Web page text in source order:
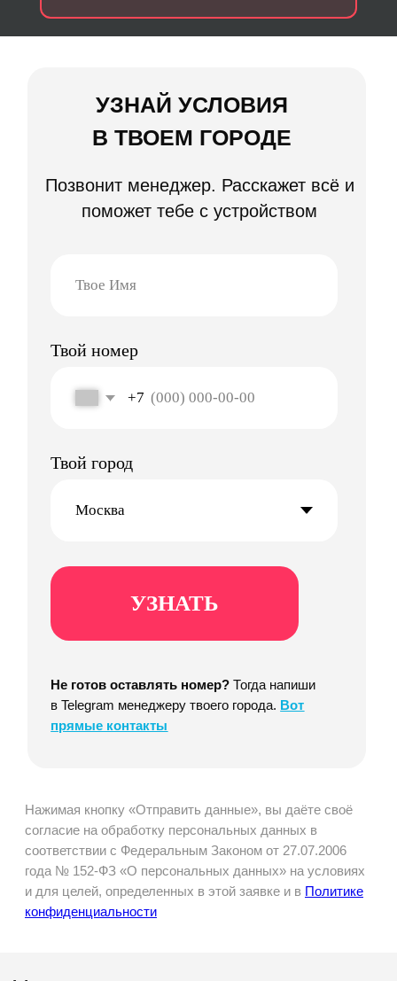
и для целей, определенных в этой заявке и в
условиямина все 100%
и контролировать начисления